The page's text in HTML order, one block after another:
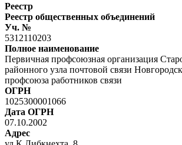
Реестр
Реестр общественных объединений
Уч. №
5312110203
Полное наименование
Первичная профсоюзная организация
районного узла почтовой связи
профсоюза работников связи
ОГРН
1025300001066
Дата ОГРН
07.10.2002
Адрес